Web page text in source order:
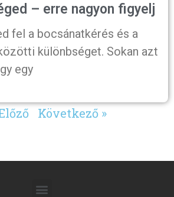
– erre nagyon figyelj
fel a bocsánatkérés és a
különbséget. Sokan azt
egy
Következő »